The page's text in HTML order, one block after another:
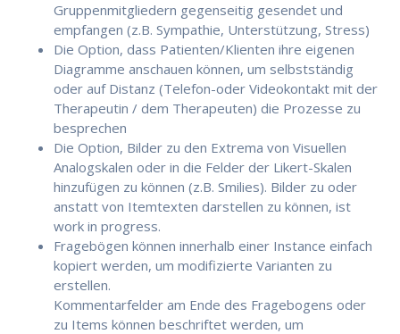
Gruppenmitgliedern gegenseitig gesendet und
empfangen (z.B. Sympathie, Unterstützung, Stress)
Die Option, dass Patienten/Klienten ihre eigenen
Diagramme anschauen können, um selbstständig
oder auf Distanz (Telefon-oder Videokontakt mit der
Therapeutin / dem Therapeuten) die Prozesse zu
besprechen
Die Option, Bilder zu den Extrema von Visuellen
Analogskalen oder in die Felder der Likert-Skalen
hinzufügen zu können (z.B. Smilies). Bilder zu oder
anstatt von Itemtexten darstellen zu können, ist
work in progress.
Fragebögen können innerhalb einer Instance einfach
kopiert werden, um modifizierte Varianten zu
erstellen.
Kommentarfelder am Ende des Fragebogens oder
zu Items können beschriftet werden, um